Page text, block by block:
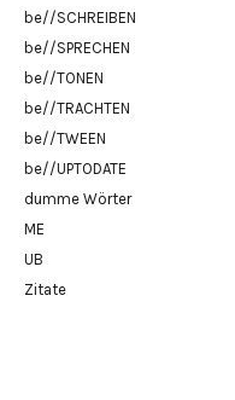
be//SCHREIBEN
be//SPRECHEN
be//TONEN
be//TRACHTEN
be//TWEEN
be//UPTODATE
dumme Wörter
ME
UB
Zitate